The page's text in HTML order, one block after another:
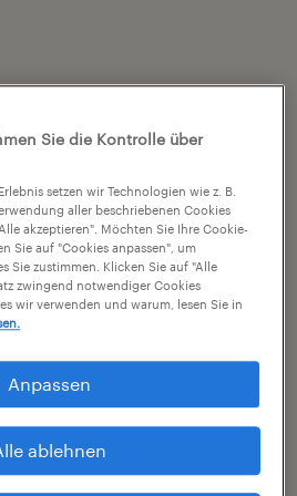
Sie die Kontrolle über
setzen wir Technologien wie z. B.
aller beschriebenen Cookies
akzeptieren". Möchten Sie Ihre Cookie-
Sie auf "Cookies anpassen", um
Sie zustimmen. Klicken Sie auf "Alle
zwingend notwendiger Cookies
wir verwenden und warum, lesen Sie in
Anpassen
ablehnen